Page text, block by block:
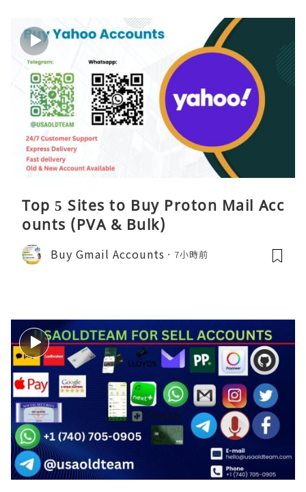
Top 5 Sites to Buy Proton Mail Acc
ounts (PVA & Bulk)
Buy Gmail Accounts 7小時前